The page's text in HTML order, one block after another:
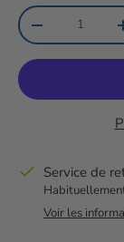
Qté
Diminuer la
Service de
Voir les